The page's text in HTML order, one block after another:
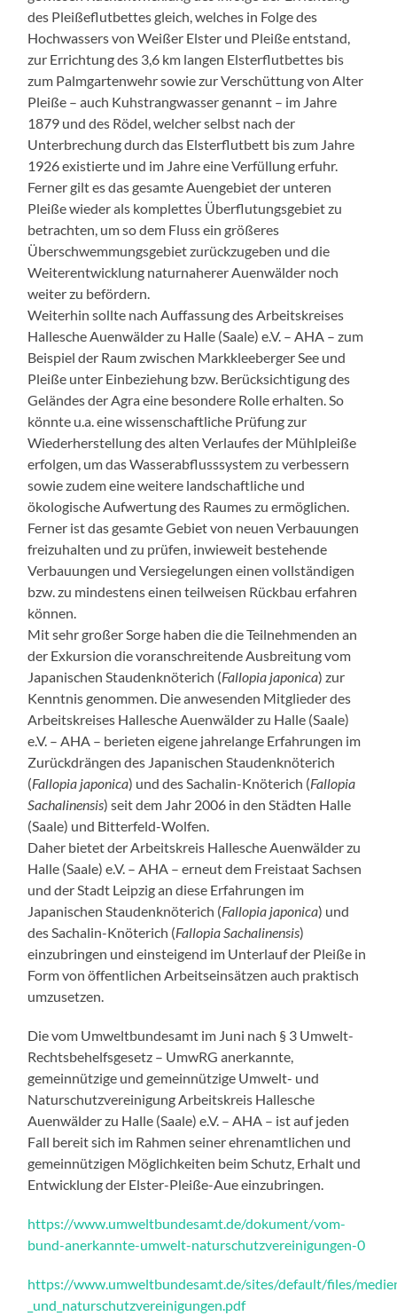
des Pleißeflutbettes gleich, welches in Folge des
Hochwassers von Weißer Elster und Pleiße entstand,
zur Errichtung des 3,6 km langen Elsterflutbettes bis
zum Palmgartenwehr sowie zur Verschüttung von Alter
Pleiße – auch Kuhstrangwasser genannt – im Jahre
1879 und des Rödel, welcher selbst nach der
Unterbrechung durch das Elsterflutbett bis zum Jahre
1926 existierte und im Jahre eine Verfüllung erfuhr.
Ferner gilt es das gesamte Auengebiet der unteren
Pleiße wieder als komplettes Überflutungsgebiet zu
betrachten, um so dem Fluss ein größeres
Überschwemmungsgebiet zurückzugeben und die
Weiterentwicklung naturnaherer Auenwälder noch
weiter zu befördern.
Weiterhin sollte nach Auffassung des Arbeitskreises
Hallesche Auenwälder zu Halle (Saale) e.V. – AHA – zum
Beispiel der Raum zwischen Markkleeberger See und
Pleiße unter Einbeziehung bzw. Berücksichtigung des
Geländes der Agra eine besondere Rolle erhalten. So
könnte u.a. eine wissenschaftliche Prüfung zur
Wiederherstellung des alten Verlaufes der Mühlpleiße
erfolgen, um das Wasserabflusssystem zu verbessern
sowie zudem eine weitere landschaftliche und
ökologische Aufwertung des Raumes zu ermöglichen.
Ferner ist das gesamte Gebiet von neuen Verbauungen
freizuhalten und zu prüfen, inwieweit bestehende
Verbauungen und Versiegelungen einen vollständigen
bzw. zu mindestens einen teilweisen Rückbau erfahren
können.
Mit sehr großer Sorge haben die die Teilnehmenden an
der Exkursion die voranschreitende Ausbreitung vom
Japanischen Staudenknöterich (Fallopia japonica) zur
Kenntnis genommen. Die anwesenden Mitglieder des
Arbeitskreises Hallesche Auenwälder zu Halle (Saale)
e.V. – AHA – berieten eigene jahrelange Erfahrungen im
Zurückdrängen des Japanischen Staudenknöterich
(Fallopia japonica) und des Sachalin-Knöterich (Fallopia
Sachalinensis) seit dem Jahr 2006 in den Städten Halle
(Saale) und Bitterfeld-Wolfen.
Daher bietet der Arbeitskreis Hallesche Auenwälder zu
Halle (Saale) e.V. – AHA – erneut dem Freistaat Sachsen
und der Stadt Leipzig an diese Erfahrungen im
Japanischen Staudenknöterich (Fallopia japonica) und
des Sachalin-Knöterich (Fallopia Sachalinensis)
einzubringen und einsteigend im Unterlauf der Pleiße in
Form von öffentlichen Arbeitseinsätzen auch praktisch
umzusetzen.
Die vom Umweltbundesamt im Juni nach § 3 Umwelt-
Rechtsbehelfsgesetz – UmwRG anerkannte,
gemeinnützige und gemeinnützige Umwelt- und
Naturschutzvereinigung Arbeitskreis Hallesche
Auenwälder zu Halle (Saale) e.V. – AHA – ist auf jeden
Fall bereit sich im Rahmen seiner ehrenamtlichen und
gemeinnützigen Möglichkeiten beim Schutz, Erhalt und
Entwicklung der Elster-Pleiße-Aue einzubringen.
https://www.umweltbundesamt.de/dokument/vom-
bund-anerkannte-umwelt-naturschutzvereinigungen-0
https://www.umweltbundesamt.de/sites/default/files/
_und_naturschutzvereinigungen.pdf